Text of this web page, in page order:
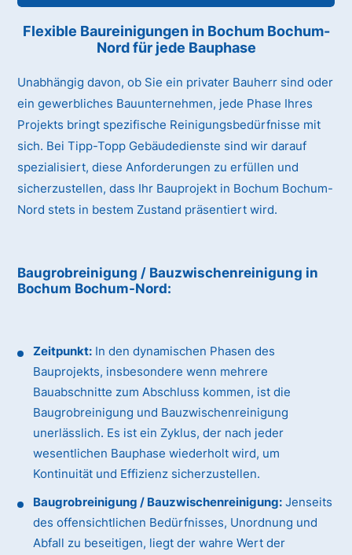
Flexible Baureinigungen in Bochum Bochum-
Nordfür jede Bauphase
Unabhängig davon, ob Sie ein privater Bauherr sind oder
ein gewerbliches Bauunternehmen, jede Phase Ihres
Projekts bringt spezifische Reinigungsbedürfnisse mit
sich. Bei Tipp-Topp Gebäudedienste sind wir darauf
spezialisiert, diese Anforderungen zu erfüllen und
sicherzustellen, dass Ihr Bauprojekt in Bochum Bochum-
Nord stets in bestem Zustand präsentiert wird.
Baugrobreinigung / Bauzwischenreinigung in
Bochum Bochum-Nord:
Zeitpunkt: In den dynamischen Phasen des
Bauprojekts, insbesondere wenn mehrere
Bauabschnitte zum Abschluss kommen, ist die
Baugrobreinigung und Bauzwischenreinigung
unerlässlich. Es ist ein Zyklus, der nach jeder
wesentlichen Bauphase wiederholt wird, um
Kontinuität und Effizienz sicherzustellen.
Baugrobreinigung / Bauzwischenreinigung: Jenseits
des offensichtlichen Bedürfnisses, Unordnung und
Abfall zu beseitigen, liegt der wahre Wert der